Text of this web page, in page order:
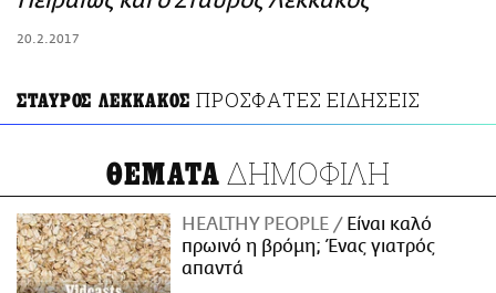
20.2.2017
ΣΤΑΥΡΟΣ ΛΕΚΚΑΚΟΣ ΠΡΟΣΦΑΤΕΣ ΕΙΔΗΣΕΙΣ
ΘΕΜΑΤΑ ΔΗΜΟΦΙΛΗ
HEALTHY PEOPLE
Είναι καλό
πρωινό η βρόμη; Ένας γιατρός
απαντά